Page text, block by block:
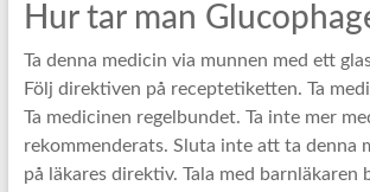
Hur tar man
Ta denna medicin via munnen med ett
Följ direktiven på receptetiketten. Ta
Ta medicinen regelbundet. Ta inte mer
rekommenderats. Sluta inte att ta denna
på läkares direktiv. Tala med barnläkaren